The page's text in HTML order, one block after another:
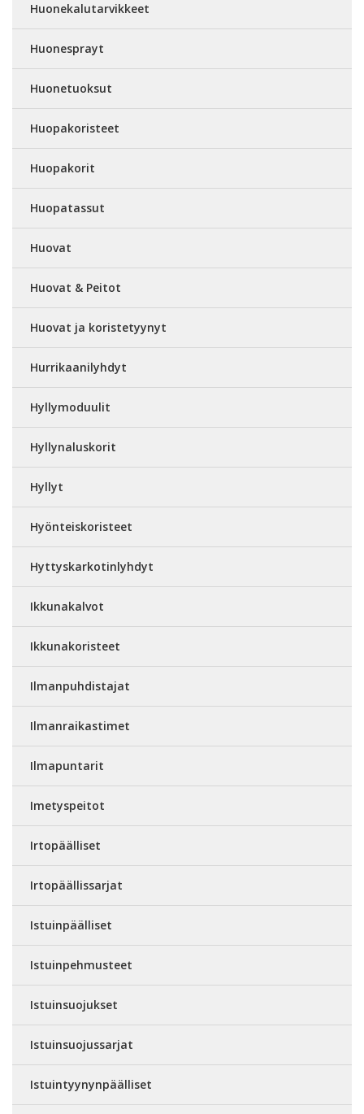
Huonekalutarvikkeet
Huonesprayt
Huonetuoksut
Huopakoristeet
Huopakorit
Huopatassut
Huovat
Huovat & Peitot
Huovat ja koristetyynyt
Hurrikaanilyhdyt
Hyllymoduulit
Hyllynaluskorit
Hyllyt
Hyönteiskoristeet
Hyttyskarkotinlyhdyt
Ikkunakalvot
Ikkunakoristeet
Ilmanpuhdistajat
Ilmanraikastimet
Ilmapuntarit
Imetyspeitot
Irtopäälliset
Irtopäällissarjat
Istuinpäälliset
Istuinpehmusteet
Istuinsuojukset
Istuinsuojussarjat
Istuintyynynpäälliset